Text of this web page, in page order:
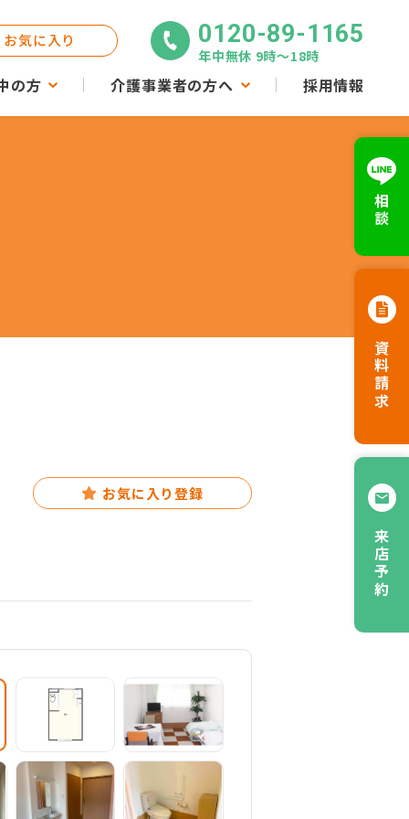
の方 介護事業者の方へ 採用情報
お気に入り 0120-89-1165
年中無休 9時〜18時
相談
資料請求
来店予約
お気に入り登録